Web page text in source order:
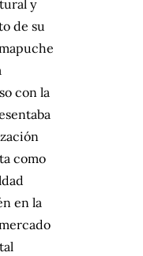
y
de su
con la
como
en la